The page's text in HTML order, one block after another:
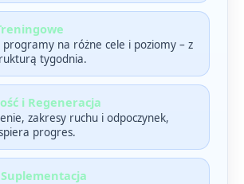
na różne cele i poziomy – z
tygodnia.
i Regeneracja
zakresy ruchu i odpoczynek,
progres.